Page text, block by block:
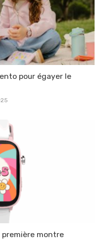
pour égayer le
première montre